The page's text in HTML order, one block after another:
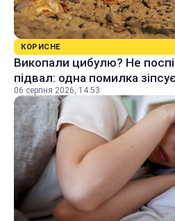
КОРИСНЕ
Викопали цибулю? Не
підвал: одна помилка
06 серпня 2026, 14:53